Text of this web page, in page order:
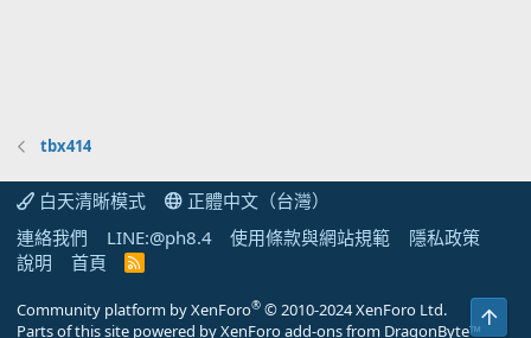
tbx414
白天清晰模式
正體中文（台灣）
連絡我們
LINE:@ph8.4 使用條款與網站規範
隱私政策
說明
首頁
R
Community platform by XenForo® © 2010-2024 XenForo Ltd.
Parts of this site powered byXenForo add-ons from DragonByte™
上方